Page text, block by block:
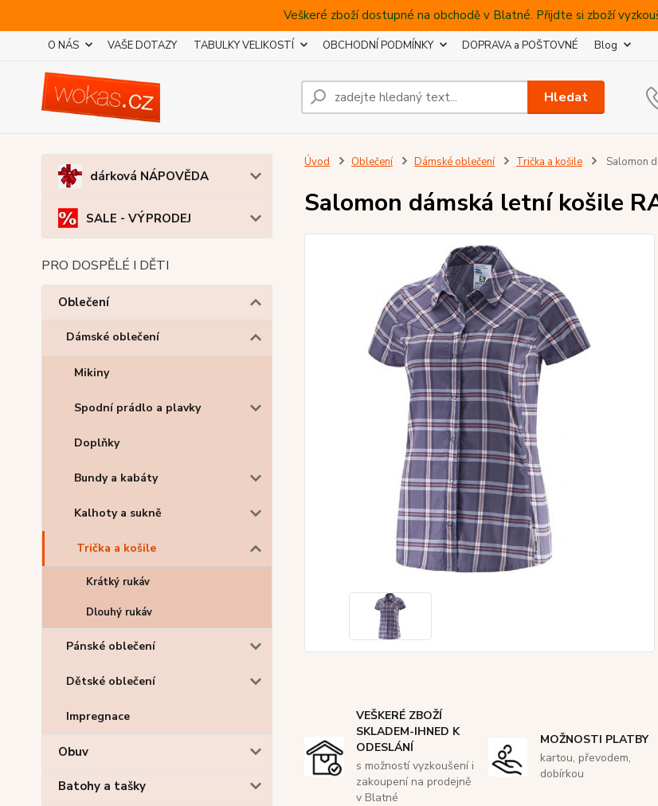
Veškeré zboží dostupné na obchodě v Blatné. Přijdte si zboží
O NÁS VAŠE DOTAZY TABULKY VELIKOSTÍ OBCHODNÍ PODMÍNKY DOPRAVA a POŠTOVNÉ Blog
Hledat
dárková NÁPOVĚDA
SALE - VÝPRODEJ
PRO DOSPĚLÉ I DĚTI
Oblečení
Dámské oblečení
Mikiny
Spodní prádlo a plavky
Doplňky
Bundy a kabáty
Kalhoty a sukně
Trička a košile
Krátký rukáv
Dlouhý rukáv
Pánské oblečení
Dětské oblečení
Impregnace
Obuv
Batohy a tašky
Úvod Oblečení Dámské oblečení Trička a košile Salomon
Salomon dámská letní košile
VEŠKERÉ ZBOŽÍ
SKLADEM-IHNED K
ODESLÁNÍ
s možností vyzkoušení i
zakoupení na prodejně
v Blatné
MOŽNOSTI PLATBY
kartou, převodem,
dobírkou